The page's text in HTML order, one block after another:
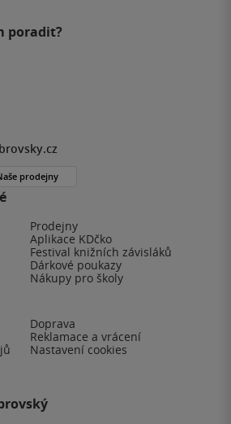
Prodejny
Aplikace KDčko
Festival knižních závisláků
Dárkové poukazy
Nákupy pro školy
Doprava
Reklamace a vrácení
Nastavení cookies
poradit?
prodejny